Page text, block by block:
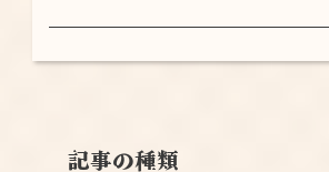
記事の種類